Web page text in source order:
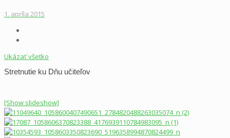
1. apríla 2015
Ukázať všetko
Stretnutie ku Dňu učiteľov
[Show slideshow]